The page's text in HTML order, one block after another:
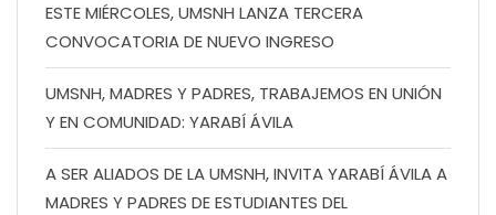
ESTE MIÉRCOLES, UMSNH LANZA TERCERA
CONVOCATORIA DE NUEVO INGRESO
UMSNH, MADRES Y PADRES, TRABAJEMOS EN UNIÓN
Y EN COMUNIDAD: YARABÍ ÁVILA
A SER ALIADOS DE LA UMSNH, INVITA YARABÍ ÁVILA A
MADRES Y PADRES DE ESTUDIANTES DEL